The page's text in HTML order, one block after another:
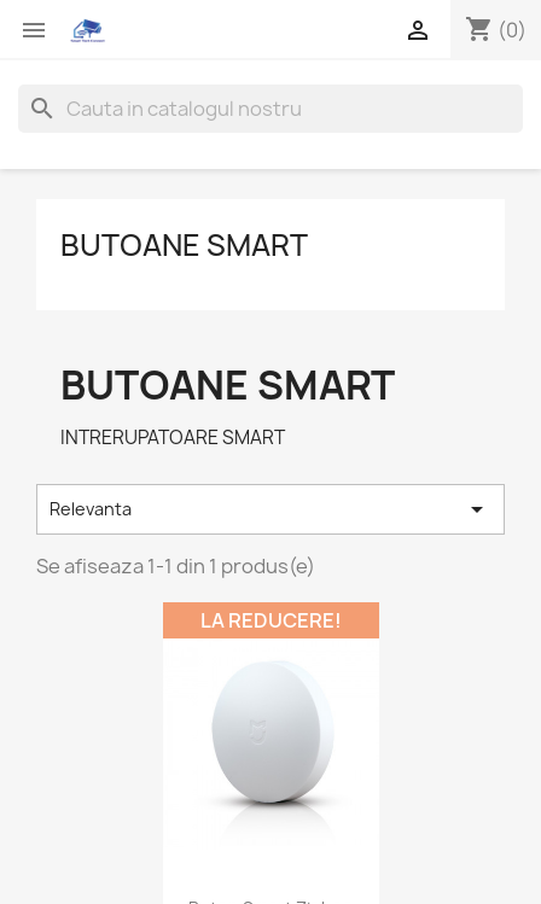
 shopping_cart (0)

search
BUTOANE SMART
BUTOANE SMART
INTRERUPATOARE SMART
Relevanta 
Se afiseaza 1-1 din 1 produs(e)
LA REDUCERE!